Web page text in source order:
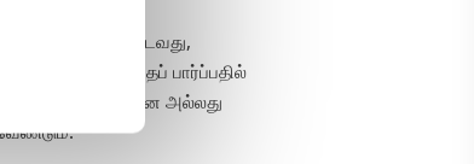
தத்தெடுப்பை அடைவது,
என்பதைப் பார்ப்பதில்
விரைவாக, மலிவான அல்லது